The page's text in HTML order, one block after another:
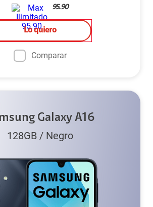
95.90
Lo quiero
Comparar
Galaxy A16
128GB/ Negro